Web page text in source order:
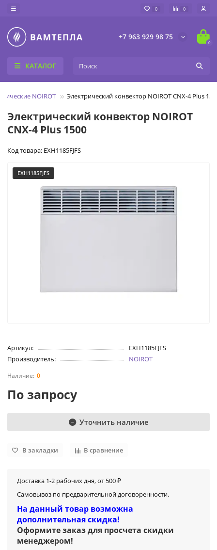
0 0
+7 963 929 98 75
0
КАТАЛОГ
NOIROT Электрический конвектор NOIROT CNX-4 Plus
Электрический конвектор NOIROT
CNX-4 Plus 1500
Код товара: EXH1185FJFS
EXH1185FJFS
Артикул:
EXH1185FJFS
Производитель:
NOIROT
0
По запросу
Уточнить наличие
В закладки В сравнение
Доставка 1-2 рабочих дня, от 500 ₽
Самовывоз по предварительной договоренности.
На данный товар возможна
дополнительная скидка!
Оформите заказ для просчета скидки
менеджером!